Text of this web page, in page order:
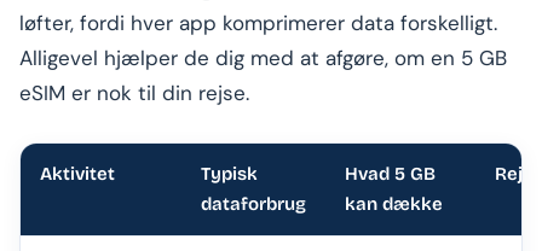
løfter, fordi hver app komprimerer data forskelligt.
Alligevel hjælper de dig med at afgøre, om en 5 GB
eSIM er nok til din rejse.
Aktivitet
Typisk
dataforbrug
Hvad 5 GB
kan dække